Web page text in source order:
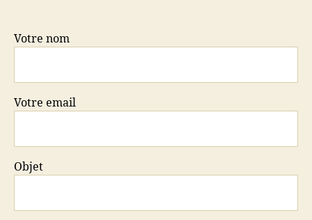
Votre nom
Votre email
Objet